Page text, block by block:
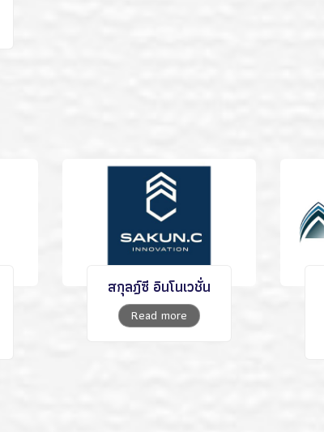
สกุลฎ์ซี อินโนเวชั่น
Read more